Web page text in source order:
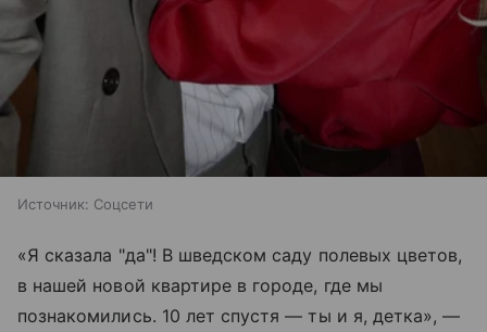
Источник: Соцсети
«Я сказала "да"! В шведском саду полевых цветов,
в нашей новой квартире в городе, где мы
познакомились. 10 лет спустя — ты и я, детка», —